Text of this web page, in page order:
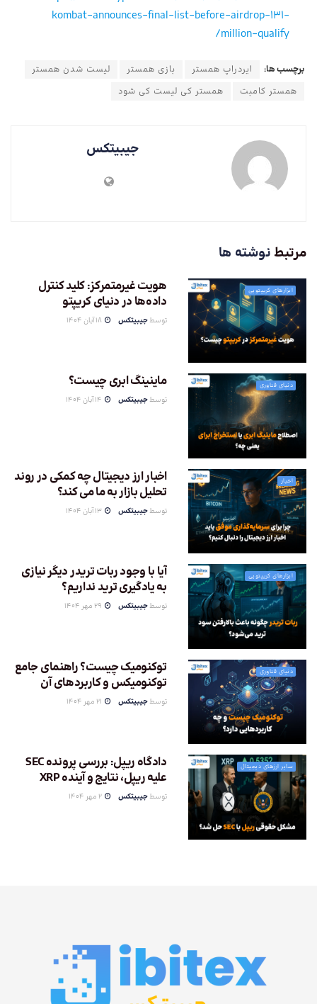
kombat-announces-final-list-before-airdrop-131-
million-qualify/
برچسب ها: ایردراپ همستر بازی همستر
لیست شدن همستر
همستر کامبت
همستر کی لیست کی شود
جیبیتکس
مرتبط نوشته ها
ابزارهای کریپتویی
هویت غیرمتمرکز: کلید کنترل
داده‌ها در دنیای کریپتو
توسط جیبیتکس
دنیای فناوری ماینینگ ابری چیست؟
توسط جیبیتکس
اخبار
اخبار ارز دیجیتال چه کمکی در روند
تحلیل بازار به ما می کند؟
توسط جیبیتکس
ابزارهای کریپتویی
آیا با وجود ربات تریدر دیگر نیازی
به یادگیری ترید نداریم؟
توسط جیبیتکس
دنیای فناوری
توکنومیک چیست؟ راهنمای جامع
توکنومیکس و کاربردهای آن
توسط جیبیتکس
سایر ارزهای دیجیتال
دادگاه ریپل: بررسی پرونده SEC
علیه ریپل، نتایج و آینده XRP
توسط جیبیتکس 2 مهر 1404